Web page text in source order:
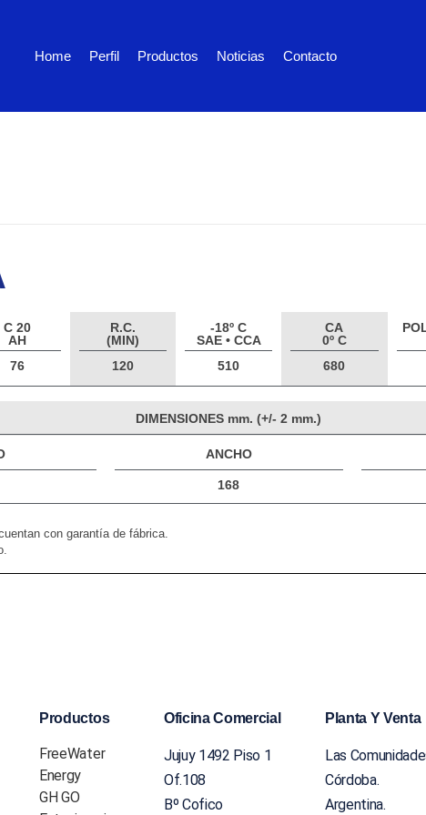
Home Perfil Productos Noticias Contacto
C 20
AH
76
R.C.
(MIN)
120
-18º C
SAE • CCA
510
CA
0º C
680
DIMENSIONES mm. (+/- 2 mm.)
ANCHO
168
con garantía de fábrica.
Productos
FreeWater
Energy
GH GO
Oficina Comercial
Jujuy 1492 Piso 1
Of.108
Bº Cofico
Planta Y Venta
Las
Córdoba.
Argentina.